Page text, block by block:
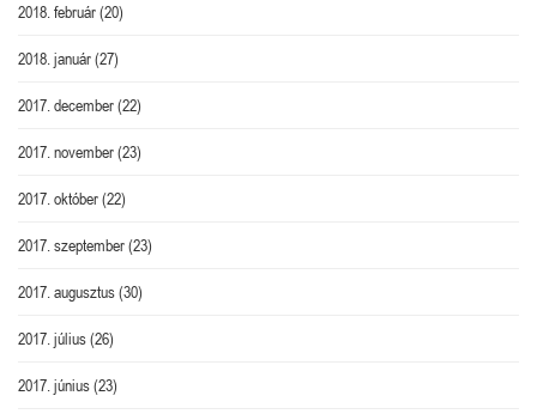
2018. február(20)
2018. január(27)
2017. december(22)
2017. november(23)
2017. október(22)
2017. szeptember(23)
2017. augusztus(30)
2017. július(26)
2017. június(23)